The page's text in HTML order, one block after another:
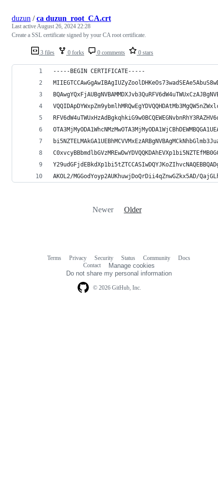
3 files 0 forks 0 comments 0 stars
duzun /ca duzun_root_CA.crt
Last activeAugust 26, 2024 22:28
Create a SSL certificate signed by your CA root certificate.
-----BEGIN CERTIFICATE-----
AKOL2/MGGodYoyp2AUKhuwjDoQrDii4qZnwGZkx5AD/
Newer Older
© 2026 GitHub, Inc.
Terms Privacy Security Status Community
Docs
Contact
Manage cookies
Do not share my personal information